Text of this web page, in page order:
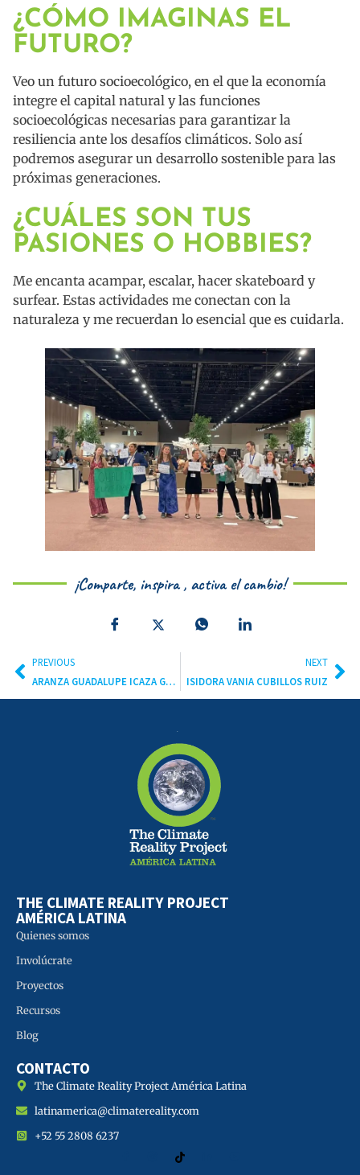
¿CÓMO IMAGINAS EL
FUTURO?
Veo un futuro socioecológico, en el que la economía
integre el capital natural y las funciones
socioecológicas necesarias para garantizar la
resiliencia ante los desafíos climáticos. Solo así
podremos asegurar un desarrollo sostenible para las
próximas generaciones.
¿CUÁLES SON TUS
PASIONES O HOBBIES?
Me encanta acampar, escalar, hacer skateboard y
surfear. Estas actividades me conectan con la
naturaleza y me recuerdan lo esencial que es cuidarla.
¡Comparte, inspira , activa el cambio!
PREVIOUS
ARANZA GUADALUPE ICAZA GARCÍA
NEXT
ISIDORA VANIA CUBILLOS RUIZ
THE CLIMATE REALITY PROJECT
AMÉRICA LATINA
Quienes somos
Involúcrate
Proyectos
Recursos
Blog
CONTACTO
The Climate Reality Project América Latina
latinamerica@climatereality.com
+52 55 2808 6237